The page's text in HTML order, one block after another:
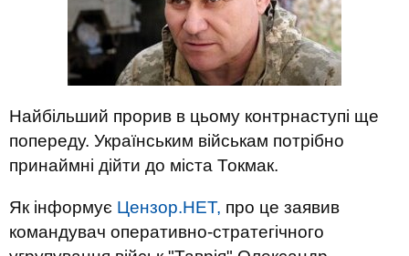
Найбільший прорив в цьому контрнаступі ще
попереду. Українським військам потрібно
принаймні дійти до міста Токмак.
Як інформує Цензор.НЕТ, про це заявив
командувач оперативно-стратегічного